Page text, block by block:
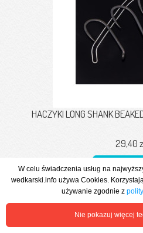
HACZYKI LONG SHANK
29,40
Zobacz
W celu świadczenia usług na
wedkarski.info używa Cookies.
używanie zgodnie z
Nie pokazuj więcej